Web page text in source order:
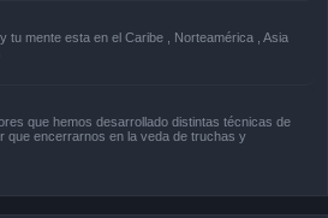
tu mente esta en el Caribe , Norteamérica , Asia
que hemos desarrollado distintas técnicas de
que encerrarnos en la veda de truchas y